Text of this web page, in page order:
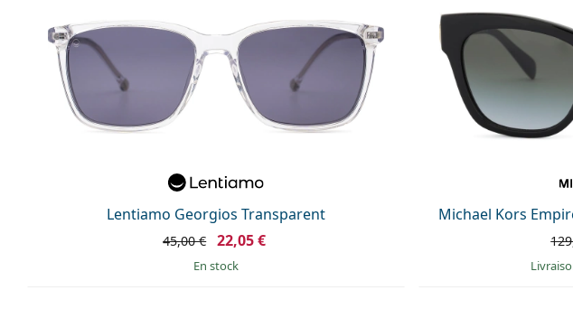
Lentiamo Georgios Transparent
45,00 € 22,05 €
en stock
Michael Kors